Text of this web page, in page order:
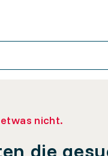
nicht.
die